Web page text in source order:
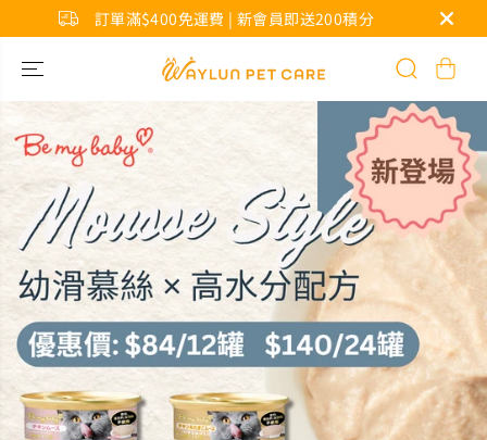
跳到內容訂單滿$400免運費 | 新會員即送200積分